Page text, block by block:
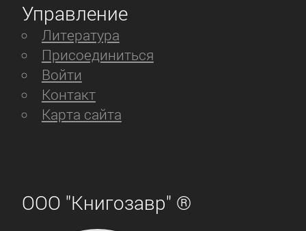
Управление
Литература
Присоединиться
Войти
Контакт
Карта сайта
ООО "Книгозавр" ®